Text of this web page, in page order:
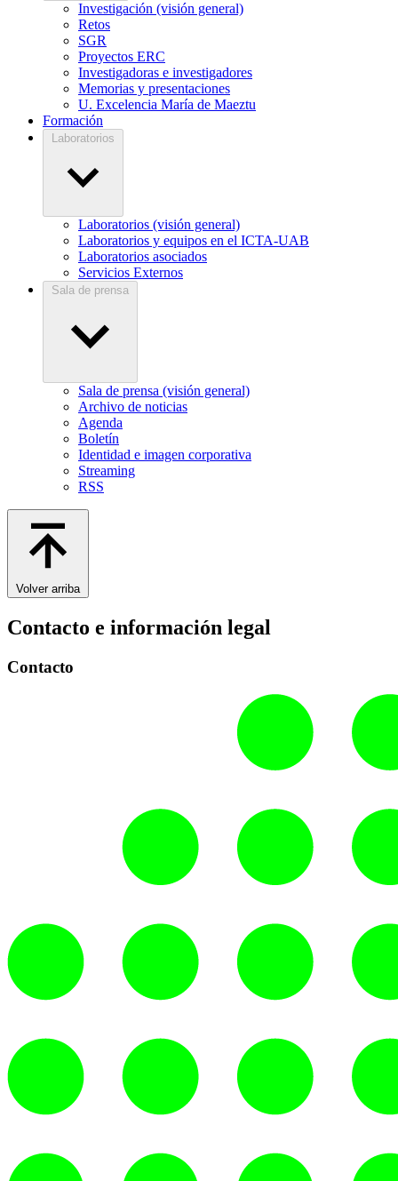
Investigación (visión general)
Retos
SGR
Proyectos ERC
Investigadoras e investigadores
Memorias y presentaciones
U. Excelencia María de Maeztu
Formación
Laboratorios
Laboratorios (visión general)
Laboratorios y equipos en el ICTA-UAB
Laboratorios asociados
Servicios Externos
Sala de prensa
Sala de prensa (visión general)
Archivo de noticias
Agenda
Boletín
Identidad e imagen corporativa
Streaming
RSS
Volver arriba
Contacto e información legal
Contacto